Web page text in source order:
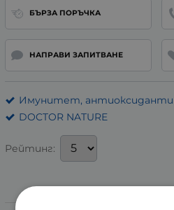
БЪРЗА ПОРЪЧКА
НАПРАВИ ЗАПИТВАНЕ
Имунитет, антиоксиданти
DOCTOR NATURE
Рейтинг: